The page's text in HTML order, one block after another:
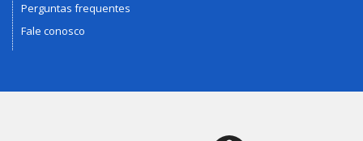
Perguntas frequentes
Fale conosco